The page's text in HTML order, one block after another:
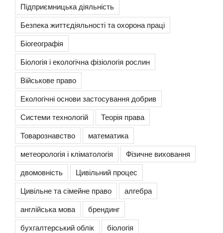
Підприємницька діяльність
Безпека життєдіяльності та охорона праці
Біогеографія
Біологія і екологічна фізіологія рослин
Військове право
Екологічні основи застосування добрив
Системи технологій
Теорія права
Товарознавство
математика
метеорологія і кліматологія
Фізичне виховання
двомовність
Цивільний процес
Цивільне та сімейне право
алгебра
англійська мова
брендинг
бухгалтерський облік
біологія